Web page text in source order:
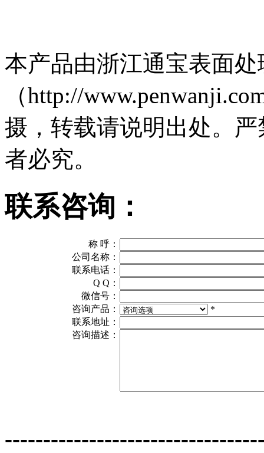
本产品由浙江通宝表面
（http://
摄，转载请说明出处。
者必究。
联系咨询：
称 呼：
公司名称：
联系电话：
Q Q：
微信号：
咨询产品：
*
联系地址：
咨询描述：